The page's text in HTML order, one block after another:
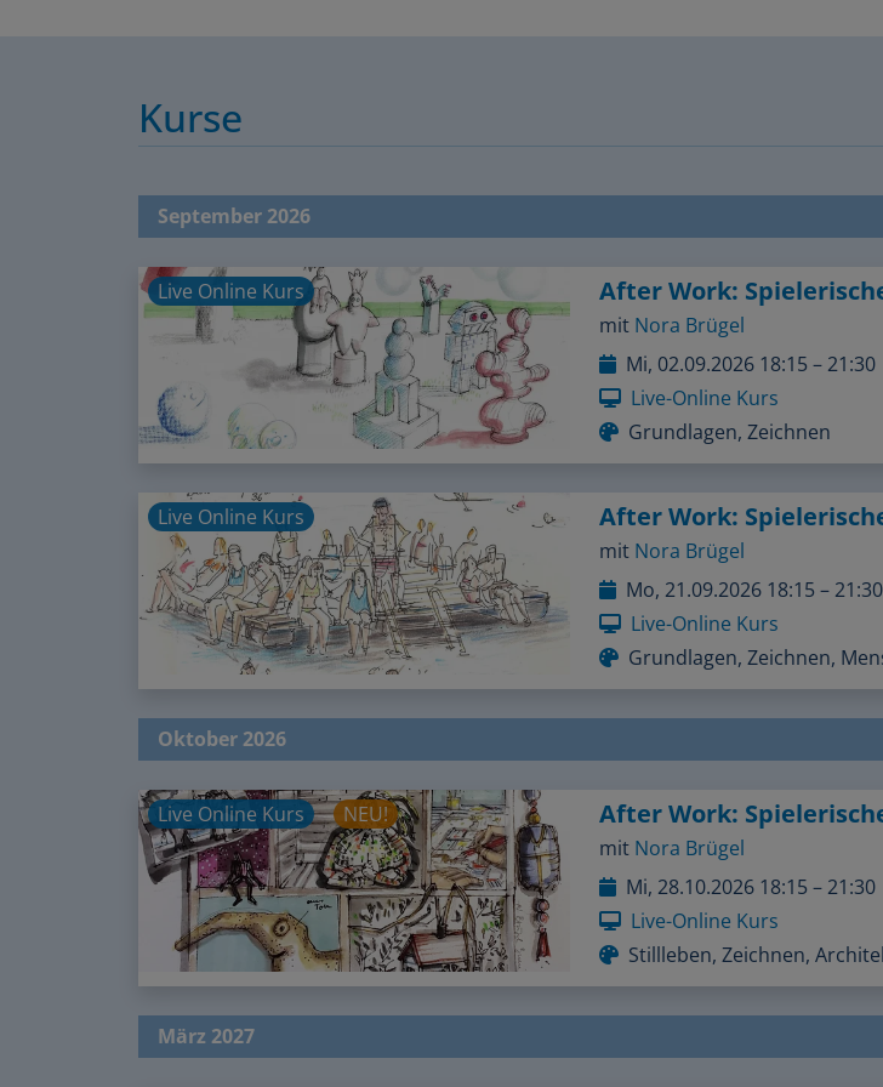
Kurse
September 2026
Live Online Kurs
mit Nora Brügel
Mi, 02.09.2026 18:15 – 21:30
Live-Online Kurs
Grundlagen, Zeichnen
Live Online Kurs
mit Nora Brügel
Mo, 21.09.2026 18:15 – 21:30
Live-Online Kurs
Grundlagen, Zeichnen,
Oktober 2026
Live Online Kurs NEU!
mit Nora Brügel
Mi, 28.10.2026 18:15 – 21:30
Live-Online Kurs
Stillleben, Zeichnen,
März 2027